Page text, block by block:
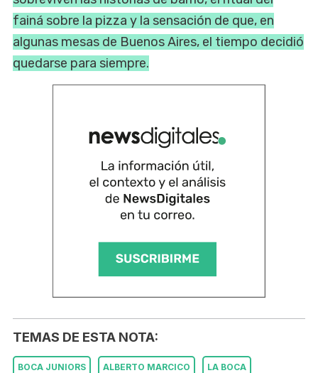
fainá sobre la pizza y la sensación de que, en
algunas mesas de Buenos Aires, el tiempo decidió
quedarse para siempre.
TEMAS DE ESTA NOTA:
BOCA JUNIORS ALBERTO MARCICO LA BOCA